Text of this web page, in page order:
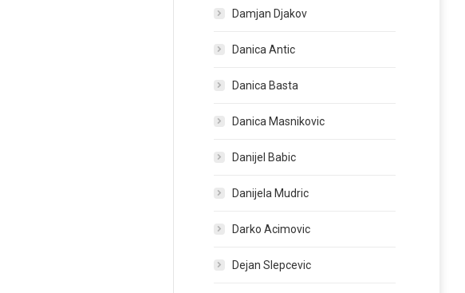
Damjan Djakov
Danica Antic
Danica Basta
Danica Masnikovic
Danijel Babic
Danijela Mudric
Darko Acimovic
Dejan Slepcevic